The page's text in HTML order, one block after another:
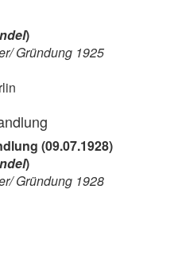
)
Gründung 1925
(09.07.1928)
)
Gründung 1928